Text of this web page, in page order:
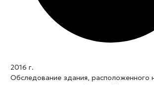
2016 г.
Обследование здания, расположенного